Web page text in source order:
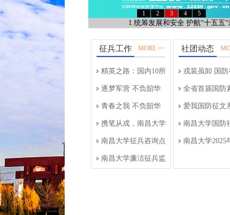
1.统筹发展和安全 护航“十五五
1 2 3 4 5
征兵工作 MORE >>
精英之路：国内10所
军校带军籍研究生招
生全解析
逐梦军营 不负韶华
——南昌大学2026年
春季送兵
青春之我 不负韶华
携笔从戎，南昌大学
学子青春戎装
南昌大学征兵咨询点
开进2025届毕业生秋
南昌大学廉洁征兵监
社团动态
戎装虽卸 国防
——“我为国防
感悟
全省首届国防
赛——南昌大
风采照
爱我国防征文
——学生投稿
国防》
南昌大学国
特训队的日常
南昌大学2025